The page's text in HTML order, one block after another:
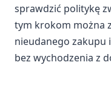
sprawdzić politykę
tym krokom można
nieudanego zakupu
bez wychodzenia z